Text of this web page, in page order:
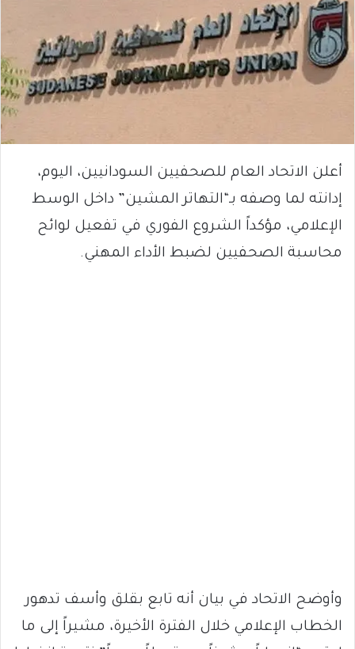
أعلن الاتحاد العام للصحفيين السودانيين، اليوم،
إدانته لما وصفه بـ“التهاتر المشين” داخل الوسط
الإعلامي، مؤكداً الشروع الفوري في تفعيل لوائح
محاسبة الصحفيين لضبط الأداء المهني.
وأوضح الاتحاد في بيان أنه تابع بقلق وأسف تدهور
الخطاب الإعلامي خلال الفترة الأخيرة، مشيراً إلى ما